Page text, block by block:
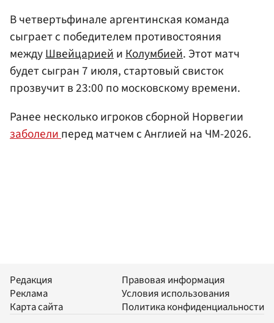
В четвертьфинале аргентинская команда
сыграет с победителем противостояния
междуШвейцариейиКолумбией. Этот матч
будет сыгран 7 июля, стартовый свисток
прозвучит в 23:00 по московскому времени.
Ранее несколько игроков сборной Норвегии
заболелиперед матчем с Англией на ЧМ-2026.
Редакция
Реклама
Карта сайта
Правовая информация
Условия использования
Политика конфиденциальности